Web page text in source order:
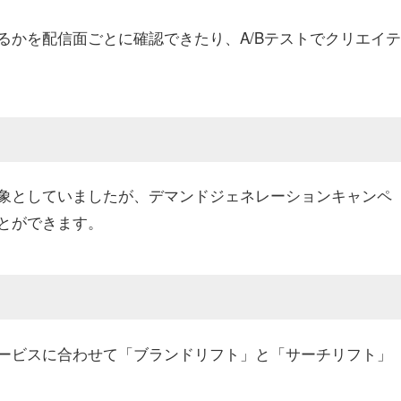
を配信面ごとに確認できたり、A/Bテストでクリエイテ
していましたが、デマンドジェネレーションキャンペ
できます。
スに合わせて「ブランドリフト」と「サーチリフト」